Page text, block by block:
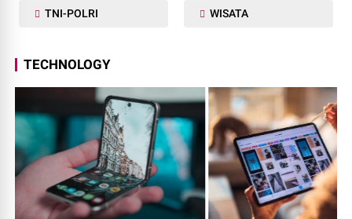
TNI-POLRI WISATA
TECHNOLOGY